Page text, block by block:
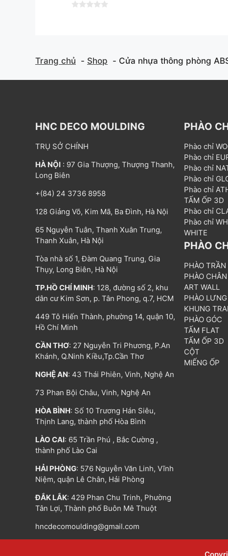
5
Trang chủ Shop Cửa nhựa thông phòng
HNC DECO MOULDING
TRỤ SỞ CHÍNH
HÀ NỘI : 97 Gia Thượng, Thượng Thanh,
Long Biên
+(84) 24 3736 8958
128 Giảng Võ, Kim Mã, Ba Đình, Hà Nội
65 Nguyễn Tuân, Thanh Xuân Trung,
Thanh Xuân, Hà Nội
Tòa nhà số 1, Đàm Quang Trung, Gia
Thụy, Long Biên, Hà Nội
TP.HỒ CHÍ MINH: 128, đường số 2, khu
dân cư Kim Sơn, p. Tân Phong, q.7, HCM
449 Tô Hiến Thành, phường 14, quận 10,
Hồ Chí Minh
CẦN THƠ: 27 Nguyễn Tri Phương, P.An
Khánh, Q.Ninh Kiều,Tp.Cần Thơ
NGHỆ AN: 43 Thái Phiên, Vinh, Nghệ An
73 Phan Bội Châu, Vinh, Nghệ An
HÒA BÌNH: Số 10 Trương Hán Siêu,
Thịnh Lang, thành phố Hòa Bình
LÀO CAI: 65 Trần Phú , Bắc Cường ,
thành phố Lào Cai
HẢI PHÒNG: 576 Nguyễn Văn Linh, Vĩnh
Niệm, quận Lê Chân, Hải Phòng
ĐẮK LẮK: 429 Phan Chu Trinh, Phường
Tân Lợi, Thành phố Buôn Mê Thuột
hncdecomoulding@gmail.com
PHÀO
Phào chỉ
Phào chỉ
Phào chỉ
Phào chỉ
Phào chỉ
TẤM ỐP 3D
Phào chỉ
Phào chỉ
WHITE
PHÀO
PHÀO TRẦN
PHÀO CHÂN
ART WALL
PHÀO LƯNG
KHUNG
PHÀO GÓC
TẤM FLAT
TẤM ỐP 3D
CỘT
MIẾNG ỐP